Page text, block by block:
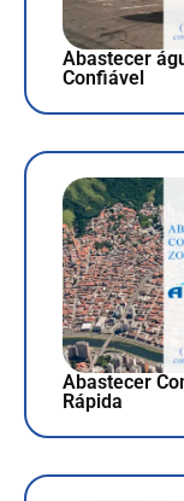
Abastecer
Confiável
Abastecer
Rápida